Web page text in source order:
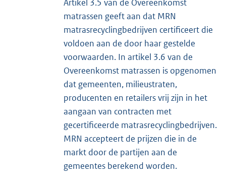
Artikel 3.5 van de Overeenkomst
matrassen geeft aan dat MRN
matrasrecyclingbedrijven certificeert die
voldoen aan de door haar gestelde
voorwaarden. In artikel 3.6 van de
Overeenkomst matrassen is opgenomen
dat gemeenten, milieustraten,
producenten en retailers vrij zijn in het
aangaan van contracten met
gecertificeerde matrasrecyclingbedrijven.
MRN accepteert de prijzen die in de
markt door de partijen aan de
gemeentes berekend worden.